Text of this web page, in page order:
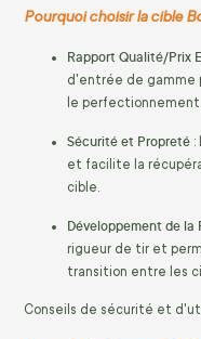
Pourquoi choisir la cible
Rapport Qualité/Prix
d'entrée de gamme
le perfectionnement.
Sécurité et Propreté :
et facilite la
cible.
Développement de la
rigueur de tir et
transition entre les
Conseils de sécurité et